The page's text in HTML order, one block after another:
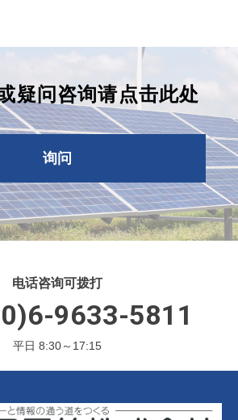
疑问咨询请点击此处
询问
电话咨询可拨打
9633-5811
平日 8:30～17:15